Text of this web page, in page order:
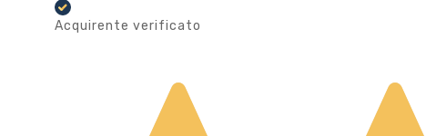
Acquirente verificato